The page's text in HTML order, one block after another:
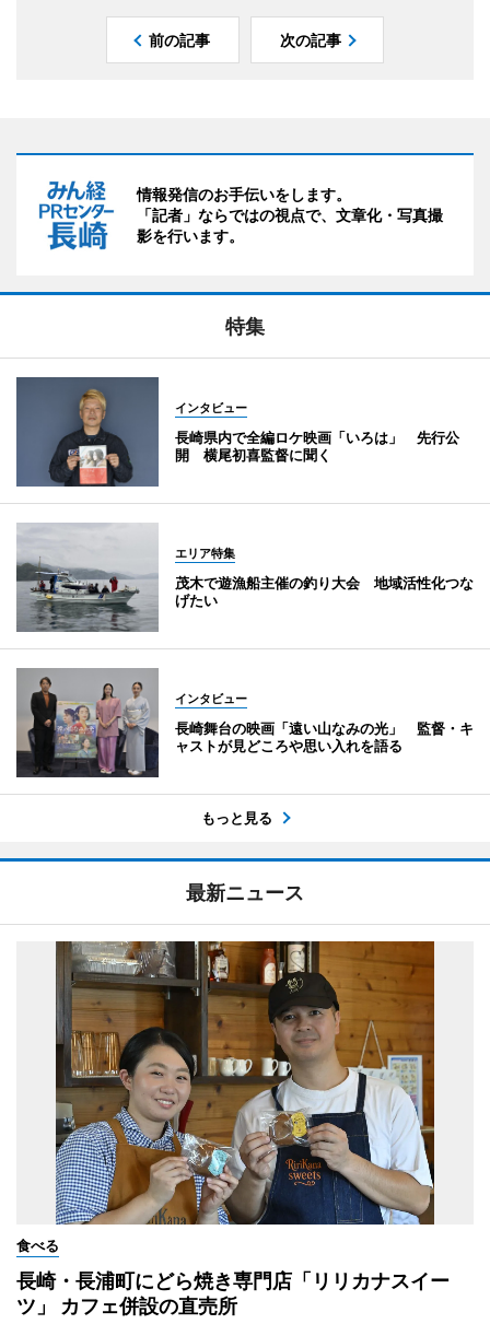
前の記事 次の記事
情報発信のお手伝いをします。
「記者」ならではの視点で、文章化・写真撮
影を行います。
特集
インタビュー
長崎県内で全編ロケ映画「いろは」 先行公
開 横尾初喜監督に聞く
エリア特集
茂木で遊漁船主催の釣り大会 地域活性化つな
げたい
インタビュー
長崎舞台の映画「遠い山なみの光」 監督・キ
ャストが見どころや思い入れを語る
もっと見る
最新ニュース
食べる
長崎・長浦町にどら焼き専門店「リリカナスイー
ツ」 カフェ併設の直売所